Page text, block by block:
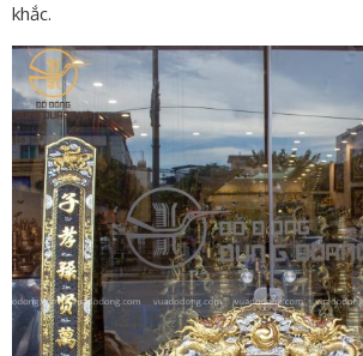
khắc.